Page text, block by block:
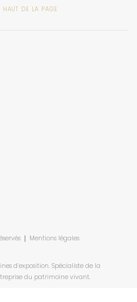
HAUT DE LA PAGE
❘ Mentions légales
d’exposition. Spécialiste de la
du patrimoine vivant.